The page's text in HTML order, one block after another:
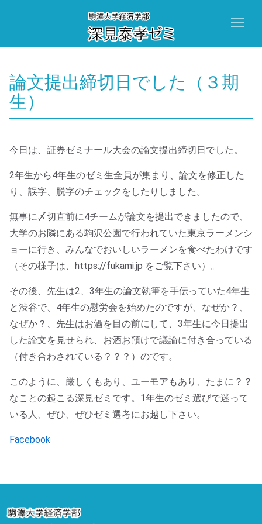
論文提出締切日でした（３期
生）
今日は、証券ゼミナール大会の論文提出締切日でした。
2年生から4年生のゼミ生全員が集まり、論文を修正した
り、誤字、脱字のチェックをしたりしました。
無事に〆切直前に4チームが論文を提出できましたので、
大学のお隣にある駒沢公園で行われていた東京ラーメンシ
ョーに行き、みんなでおいしいラーメンを食べたわけです
（その様子は、https://fukami.jp をご覧下さい）。
その後、先生は2、3年生の論文執筆を手伝っていた4年生
と渋谷で、4年生の慰労会を始めたのですが、なぜか？、
なぜか？、先生はお酒を目の前にして、3年生に今日提出
した論文を見せられ、お酒お預けで議論に付き合っている
（付き合わされている？？？）のです。
このように、厳しくもあり、ユーモアもあり、たまに？？
なことの起こる深見ゼミです。1年生のゼミ選びで迷って
いる人、ぜひ、ぜひゼミ選考にお越し下さい。
Facebook